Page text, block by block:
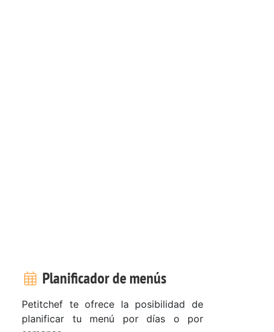
Planificador de menús
Petitchef te ofrece la posibilidad de
planificar tu menú por días o por